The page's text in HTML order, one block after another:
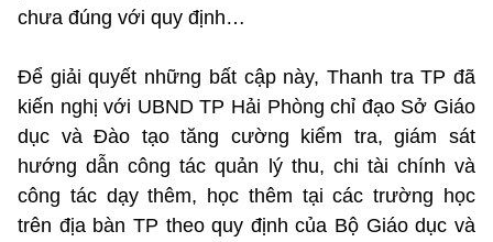
chưa đúng với quy định…
Để giải quyết những bất cập này, Thanh tra TP đã
kiến nghị với UBND TP Hải Phòng chỉ đạo Sở Giáo
dục và Đào tạo tăng cường kiểm tra, giám sát
hướng dẫn công tác quản lý thu, chi tài chính và
công tác dạy thêm, học thêm tại các trường học
trên địa bàn TP theo quy định của Bộ Giáo dục và